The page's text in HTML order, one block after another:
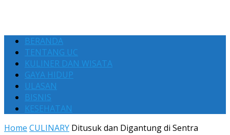
BERANDA
TENTANG UC
KULINER DAN WISATA
GAYA HIDUP
ULASAN
BISNIS
KESEHATAN
Home CULINARY Ditusuk dan Digantung di Sentra